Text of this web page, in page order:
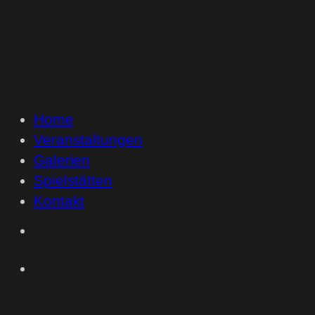
Home
Veranstaltungen
Galerien
Spielstätten
Kontakt